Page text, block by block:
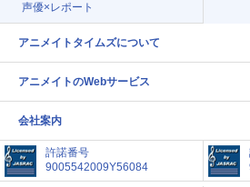
声優×レポート
アニメイトタイムズについて
アニメイトのWebサービス
会社案内
許諾番号
9005542009Y56084